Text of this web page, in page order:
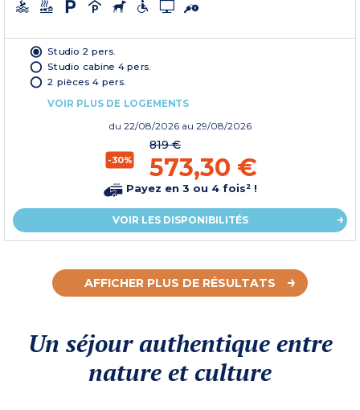
Studio 2 pers.
Studio cabine 4 pers.
2 pièces 4 pers.
VOIR PLUS DE LOGEMENTS
du 22/08/2026 au 29/08/2026
-30%
819 €
573,30 €
Payez en 3 ou 4 fois² !
VOIR LES DISPONIBILITÉS
AFFICHER PLUS DE RÉSULTATS
Un séjour authentique entre
nature et culture